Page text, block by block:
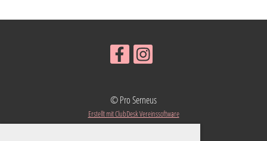
© Pro Serneus
Erstellt mit ClubDesk Vereinssoftware